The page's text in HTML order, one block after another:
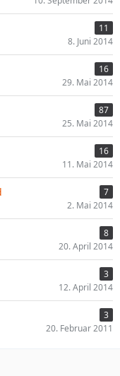
11
8. Juni 2014
16
29. Mai 2014
87
25. Mai 2014
16
11. Mai 2014
7
2. Mai 2014
8
20. April 2014
3
12. April 2014
3
20. Februar 2011